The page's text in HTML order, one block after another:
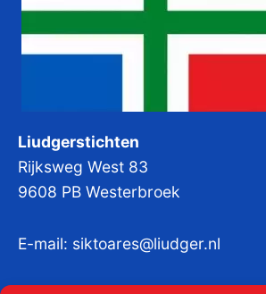
Liudgerstichten
Rijksweg West 83
9608 PB Westerbroek
E-mail: siktoares@liudger.nl